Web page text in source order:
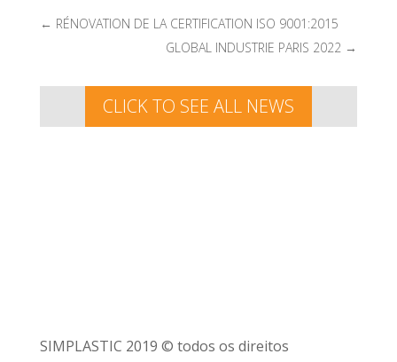
← RÉNOVATION DE LA CERTIFICATION ISO 9001:2015
GLOBAL INDUSTRIE PARIS 2022 →
CLICK TO SEE ALL NEWS
SIMPLASTIC 2019 © todos os direitos